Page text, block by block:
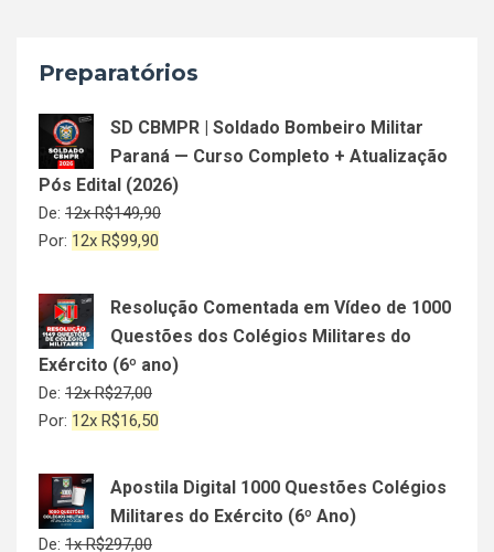
Preparatórios
SD CBMPR | Soldado Bombeiro Militar
Paraná — Curso Completo + Atualização
Pós Edital (2026)
De: 12xR$149,90
Por: 12x R$99,90
Resolução Comentada em Vídeo de 1000
Questões dos Colégios Militares do
Exército (6º ano)
De: 12xR$27,00
Por: 12x R$16,50
Apostila Digital 1000 Questões Colégios
Militares do Exército (6º Ano)
De: 1xR$297,00